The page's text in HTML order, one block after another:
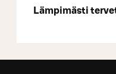
Lämpimästi